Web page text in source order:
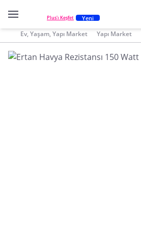
Plus'ı Keşfet Yeni
Ev, Yaşam, Yapı Market Yapı Market